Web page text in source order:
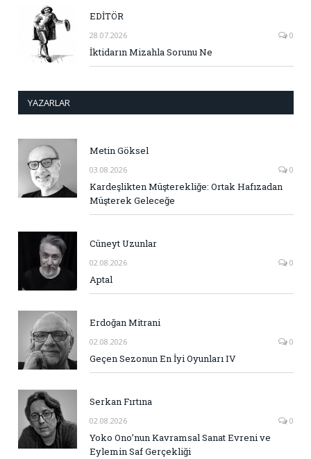
EDİTÖR
28.07.2026 0
İktidarın Mizahla Sorunu Ne
YAZARLAR
Metin Göksel
03.08.2026 0
Kardeşlikten Müşterekliğe: Ortak Hafızadan
Müşterek Geleceğe
Cüneyt Uzunlar
02.08.2026 0
Aptal
Erdoğan Mitrani
02.08.2026 0
Geçen Sezonun En İyi Oyunları IV
Serkan Fırtına
02.08.2026 0
Yoko Ono’nun Kavramsal Sanat Evreni ve
Eylemin Saf Gerçekliği